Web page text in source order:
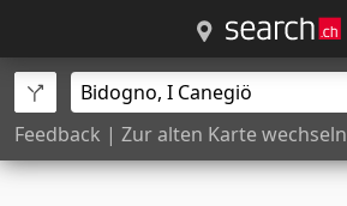
Feedback | Zur alten Karte wechseln